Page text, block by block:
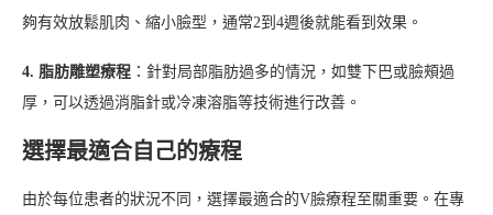
夠有效放鬆肌肉、縮小臉型，通常2到4週後就能看到效果。
4. 脂肪雕塑療程 ：針對局部脂肪過多的情況，如雙下巴或臉頰過
厚，可以透過消脂針或冷凍溶脂等技術進行改善。
選擇最適合自己的療程
由於每位患者的狀況不同，選擇最適合的V臉療程至關重要。在專